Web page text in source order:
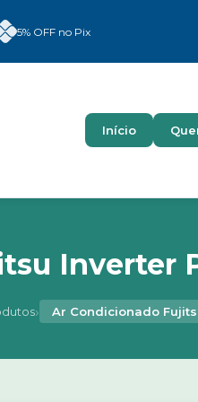
5% OFF no Pix
Início
Inverter
› Ar Condicionado